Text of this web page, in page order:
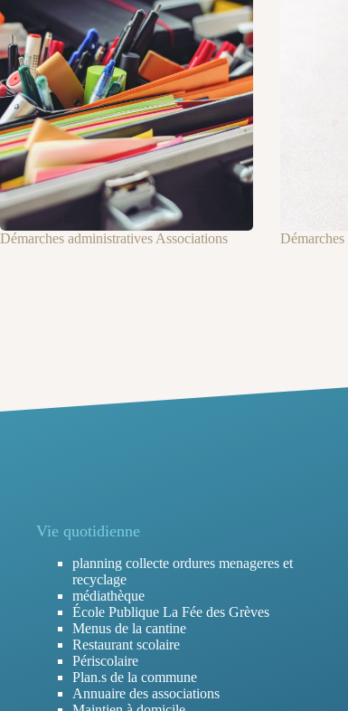
Démarches administratives Associations
Vie quotidienne
planning collecte ordures menageres et
recyclage
médiathèque
École Publique La Fée des Grèves
Menus de la cantine
Restaurant scolaire
Périscolaire
Plan.s de la commune
Annuaire des associations